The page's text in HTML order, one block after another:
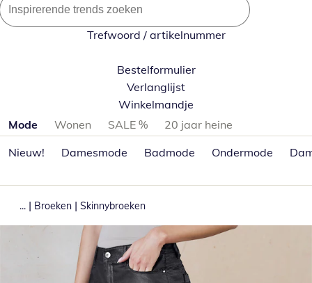
Trefwoord / artikelnummer
Bestelformulier
Verlanglijst
Winkelmandje
Productcategorieën overslaan
Mode Wonen SALE %
20 jaar heine
Nieuw!
Damesmode Badmode Ondermode
... | Broeken | Skinnybroeken